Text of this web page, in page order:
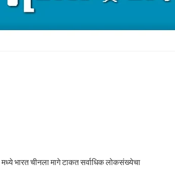
भारत चीनला मागे टाकत सर्वाधिक लोकसंख्येचा